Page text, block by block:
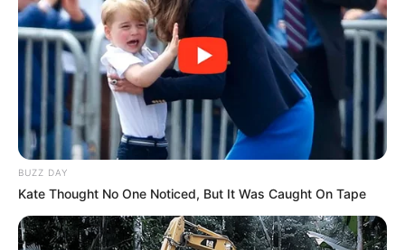
BUZZ DAY
Kate Thought No One Noticed, But It Was Caught On Tape